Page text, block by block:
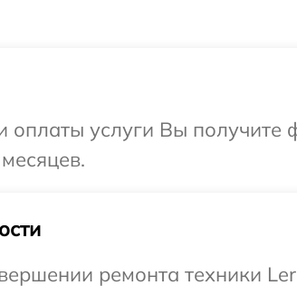
оплаты услуги Вы
ремонта техники